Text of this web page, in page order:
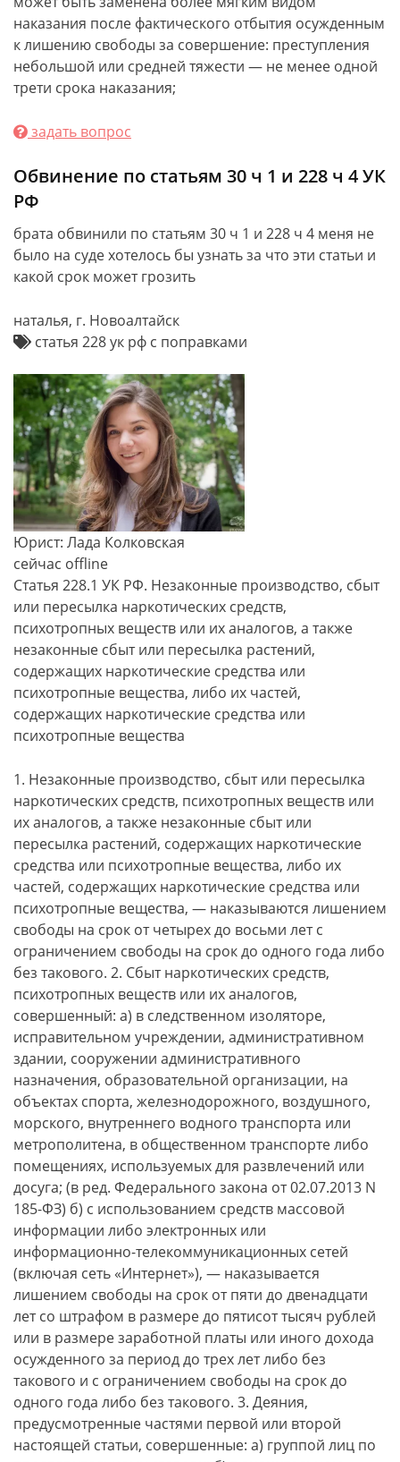
наказания после фактического отбытия осужденным
к лишению свободы за совершение: преступления
небольшой или средней тяжести — не менее одной
трети срока наказания;
задать вопрос
Обвинение по статьям 30 ч 1 и 228 ч 4 УК
РФ
брата обвинили по статьям 30 ч 1 и 228 ч 4 меня не
было на суде хотелось бы узнать за что эти статьи и
какой срок может грозить
наталья, г. Новоалтайск
статья 228 ук рф с поправками
Юрист: Лада Колковская
сейчас offline
Статья 228.1 УК РФ. Незаконные производство, сбыт
или пересылка наркотических средств,
психотропных веществ или их аналогов, а также
незаконные сбыт или пересылка растений,
содержащих наркотические средства или
психотропные вещества, либо их частей,
содержащих наркотические средства или
психотропные вещества
1. Незаконные производство, сбыт или пересылка
наркотических средств, психотропных веществ или
их аналогов, а также незаконные сбыт или
пересылка растений, содержащих наркотические
средства или психотропные вещества, либо их
частей, содержащих наркотические средства или
психотропные вещества, — наказываются лишением
свободы на срок от четырех до восьми лет с
ограничением свободы на срок до одного года либо
без такового. 2. Сбыт наркотических средств,
психотропных веществ или их аналогов,
совершенный: а) в следственном изоляторе,
исправительном учреждении, административном
здании, сооружении административного
назначения, образовательной организации, на
объектах спорта, железнодорожного, воздушного,
морского, внутреннего водного транспорта или
метрополитена, в общественном транспорте либо
помещениях, используемых для развлечений или
досуга; (в ред. Федерального закона от 02.07.2013 N
185-ФЗ) б) с использованием средств массовой
информации либо электронных или
информационно-телекоммуникационных сетей
(включая сеть «Интернет»), — наказывается
лишением свободы на срок от пяти до двенадцати
лет со штрафом в размере до пятисот тысяч рублей
или в размере заработной платы или иного дохода
осужденного за период до трех лет либо без
такового и с ограничением свободы на срок до
одного года либо без такового. 3. Деяния,
предусмотренные частями первой или второй
настоящей статьи, совершенные: а) группой лиц по